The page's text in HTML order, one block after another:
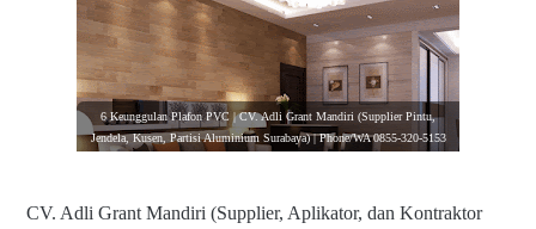
6 Keunggulan Plafon PVC | CV. Adli Grant Mandiri (Supplier Pintu,
Jendela, Kusen, Partisi Aluminium Surabaya) | Phone/WA 0855-320-5153
CV. Adli Grant Mandiri (Supplier, Aplikator, dan Kontraktor